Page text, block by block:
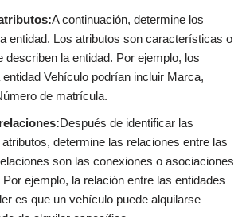
A continuación, determine los
entidad. Los atributos son características o
describen la entidad. Por ejemplo, los
Vehículo podrían incluir Marca,
de matrícula.
Después de identificar las
determine las relaciones entre las
son las conexiones o asociaciones
ejemplo, la relación entre las entidades
es que un vehículo puede alquilarse